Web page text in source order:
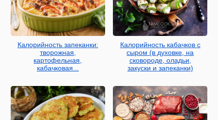
Калорийность запеканки:
творожная,
картофельная,
кабачковая...
Калорийность кабачков с
сыром (в духовке, на
сковороде, оладьи,
закуски и запеканки)